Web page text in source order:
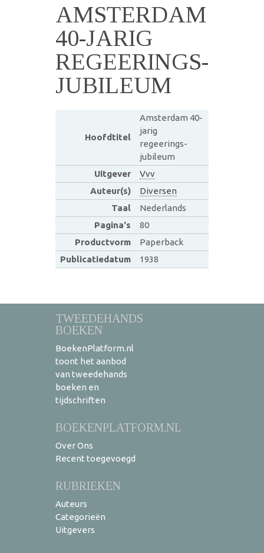
AMSTERDAM
40-JARIG
REGEERINGS-
JUBILEUM
Hoofdtitel
Amsterdam 40-
jarig
regeerings-
jubileum
Uitgever
Vvv
Auteur(s)
Diversen
Taal
Nederlands
Pagina's
80
Productvorm
Paperback
Publicatiedatum
1938
TWEEDEHANDS
BOEKEN
BoekenPlatform.nl
toont het aanbod
van tweedehands
boeken en
tijdschriften
BOEKENPLATFORM.NL
Over Ons
Recent toegevoegd
RUBRIEKEN
Auteurs
Categorieën
Uitgevers